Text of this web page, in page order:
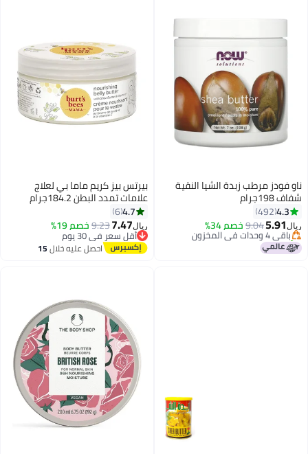
ناو فودز مرطب زبدة الشيا النقية
شفاف 198جرام
4.3
492
ريال5.91
9.04خصم 34% باقي 4 وحدات في المخزون
تم بيع +40 مؤخرًا
باقي 4 وحدات في المخزون
بيرتس بيز كريم ماما بي لعلاج
علامات تمدد البطن 184.2جرام
4.7
6
ريال7.47
9.23خصم 19%
أقل سعر في 30 يوم
أقل سعر في 30 يوماحصل عليه خلال15